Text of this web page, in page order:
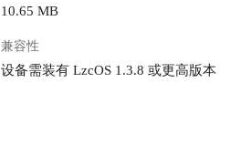
10.65 MB
兼容性
设备需装有 LzcOS 1.3.8 或更高版本